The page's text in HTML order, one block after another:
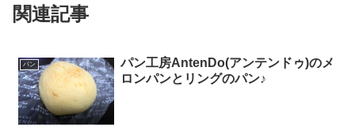
関連記事
パン
パン工房AntenDo(アンテンドゥ)のメ
ロンパンとリングのパン♪